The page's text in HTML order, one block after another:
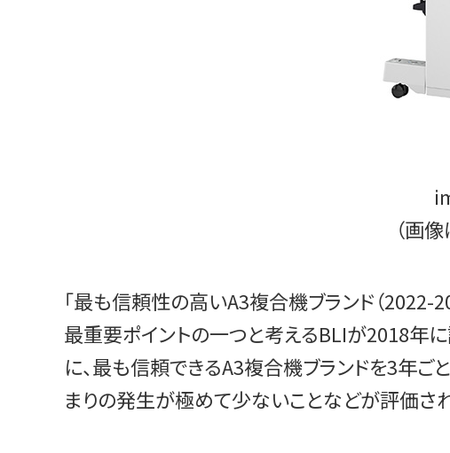
（画
「最も信頼性の高いA3複合機ブランド（2022-
最重要ポイントの一つと考えるBLIが2018年
に、最も信頼できるA3複合機ブランドを3年
まりの発生が極めて少ないことなどが評価さ